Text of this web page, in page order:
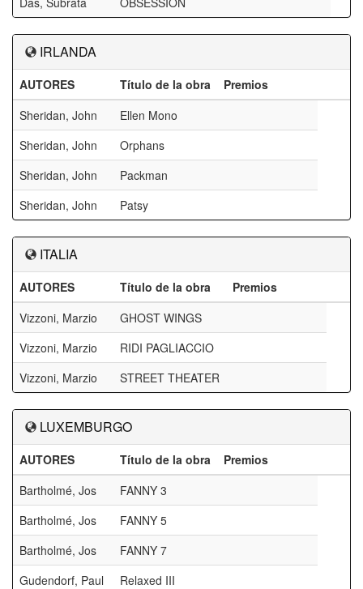
IRLANDA
AUTORES Título de la obra
Premios
Sheridan, John
Ellen Mono
Sheridan, John
Orphans
Sheridan, John
Packman
Sheridan, John
Patsy
ITALIA
AUTORES Título de la obra
Premios
Vizzoni, Marzio
GHOST WINGS
Vizzoni, Marzio
RIDI PAGLIACCIO
Vizzoni, Marzio
STREET THEATER
LUXEMBURGO
AUTORES Título de la obra
Premios
Bartholmé, Jos
FANNY 3
Bartholmé, Jos
FANNY 5
Bartholmé, Jos
FANNY 7
Gudendorf, Paul
Relaxed III